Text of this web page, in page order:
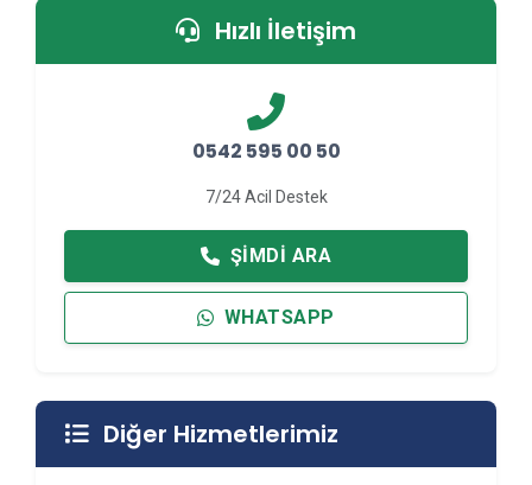
Hızlı İletişim
0542 595 00 50
7/24 Acil Destek
ŞIMDI ARA
WHATSAPP
Diğer Hizmetlerimiz